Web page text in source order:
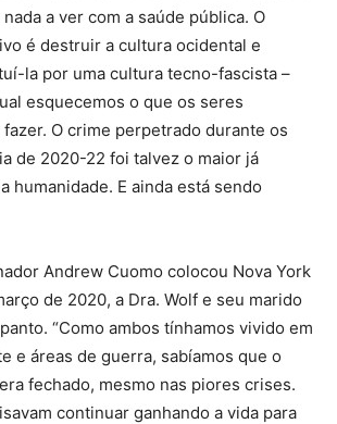
a ver com a saúde pública. O
é destruir a cultura ocidental e
la por uma cultura tecno-fascista –
esquecemos o que os seres
O crime perpetrado durante os
de 2020-22 foi talvez o maior já
humanidade. E ainda está sendo
Andrew Cuomo colocou Nova York
de 2020, a Dra. Wolf e seu marido
“Como ambos tínhamos vivido em
e áreas de guerra, sabíamos que o
fechado, mesmo nas piores crises.
continuar ganhando a vida para